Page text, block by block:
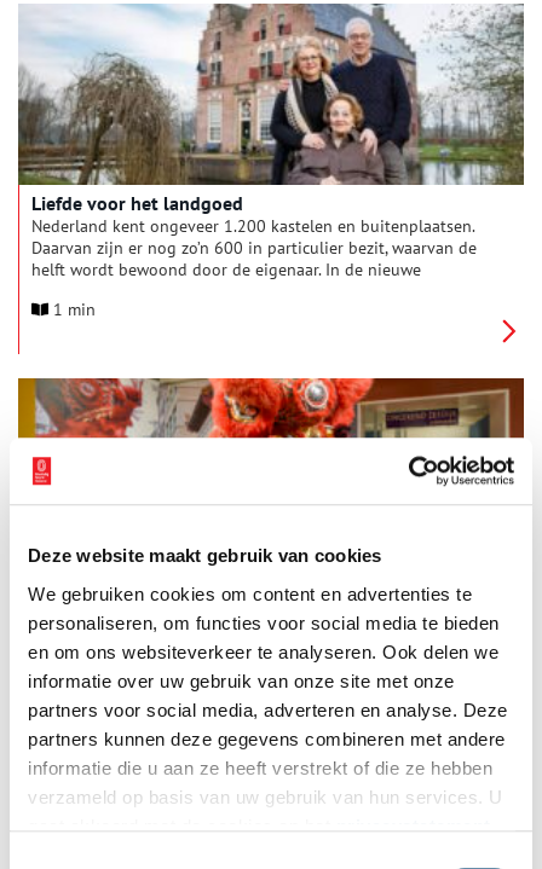
Deze website maakt gebruik van cookies
We gebruiken cookies om content en advertenties te
personaliseren, om functies voor social media te bieden
en om ons websiteverkeer te analyseren. Ook delen we
informatie over uw gebruik van onze site met onze
partners voor social media, adverteren en analyse. Deze
partners kunnen deze gegevens combineren met andere
informatie die u aan ze heeft verstrekt of die ze hebben
verzameld op basis van uw gebruik van hun services. U
Liefde voor het landgoed
Nederland kent ongeveer 1.200 kastelen en buitenplaatsen.
Daarvan zijn er nog zo’n 600 in particulier bezit, waarvan de
helft wordt bewoond door de eigenaar. In de nieuwe
bijzondere bewoners van die Nederlandse kastelen en
1 min
De Zeedijk is één van de oudste straten van Amsterdam en
misschien ook wel één van de kleurrijkste. Het Amsterdam
Museum wijdt er een mini-expositie aan, met veel portretjes in
beeld en geluid van bezoekers, bewoners en mensen die er
werken.